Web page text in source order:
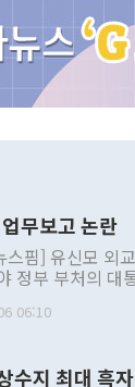
무보고 논란
스핌] 유신모 외
정부 부처의 대
는 정부 내 조율
망에 근거한 비
06:10
수지 최대 흑자